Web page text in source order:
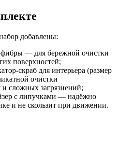
добавлены:
— для бережной очистки
поверхностей;
скраб для интерьера (размер
очистки
сложных загрязнений;
с липучками — надёжно
и не скользит при движении.